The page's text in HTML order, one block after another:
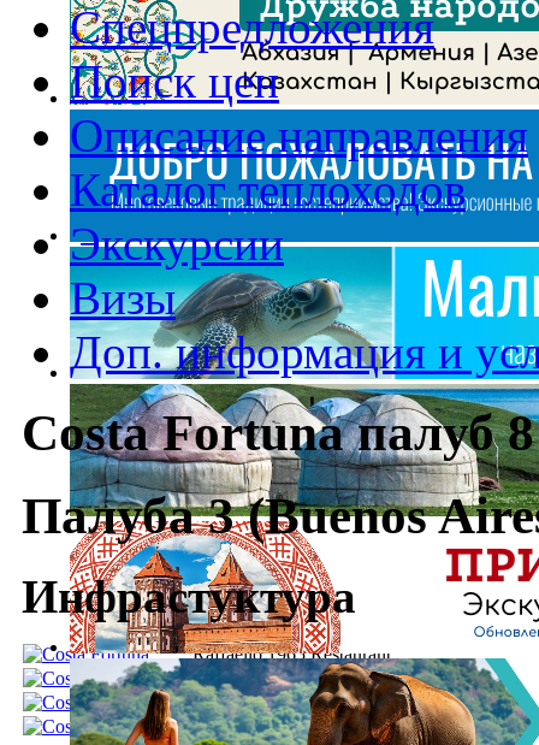
Спецпредложения
Поиск цен
Описание направления
Каталог теплоходов
Экскурсии
Визы
Доп. информация и
Costa Fortuna палуб 8
Палуба 3 (Buenos
Инфрастуктура
Raffaello 1965 Restaurant
Michelangelo 1965 Restaurant
Atrium Bar
Rex 1932 Theater